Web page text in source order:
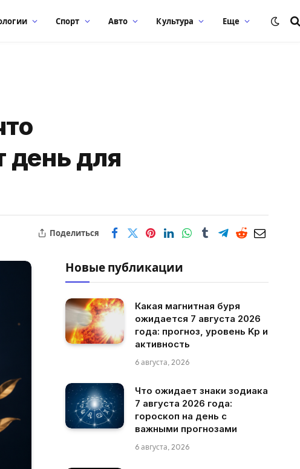
Спорт Авто Культура Еще
день для
Поделиться
Новые публикации
Какая магнитная буря
ожидается 7 августа 2026
года: прогноз, уровень Kp и
активность
6 августа, 2026
Что ожидает знаки зодиака
7 августа 2026 года:
гороскоп на день с
важными прогнозами
6 августа, 2026